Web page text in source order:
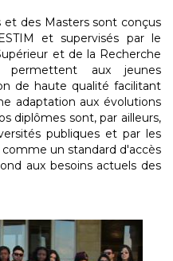
des Masters sont conçus
et supervisés par le
et de la Recherche
permettent aux jeunes
de haute qualité facilitant
adaptation aux évolutions
diplômes sont, par ailleurs,
publiques et par les
un standard d'accès
aux besoins actuels des